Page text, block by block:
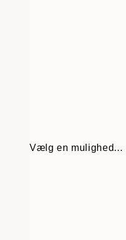
Vælg en mulighed...